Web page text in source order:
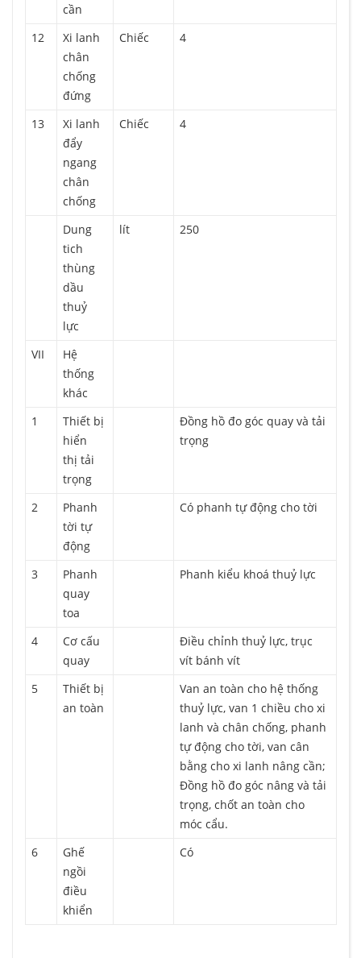
cần
12
Xi lanh
chân
chống
đứng
Chiếc 4
13
Xi lanh
đẩy
ngang
chân
chống
Chiếc 4
Dung
tich
thùng
dầu
thuỷ
lực
lít 250
VII
Hệ
thống
khác
1
Thiết bị
hiển
thị tải
trọng
Đồng hồ đo góc quay và tải
trọng
2
Phanh
tời tự
động
Có phanh tự động cho tời
3
Phanh
quay
toa
Phanh kiểu khoá thuỷ lực
4
Cơ cấu
quay
Điều chỉnh thuỷ lực, trục
vít bánh vít
5
Thiết bị
an toàn
Van an toàn cho hệ thống
thuỷ lực, van 1 chiều cho xi
lanh và chân chống, phanh
tự động cho tời, van cân
bằng cho xi lanh nâng cần;
Đồng hồ đo góc nâng và tải
trọng, chốt an toàn cho
móc cẩu.
6
Ghế
ngồi
điều
khiển
Có